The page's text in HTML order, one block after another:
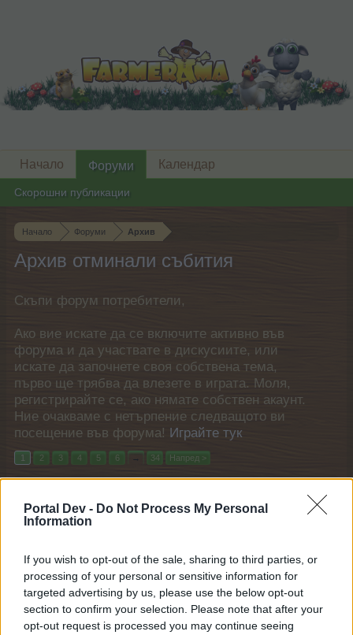
Portal Dev - Do Not Process My Personal
Information
If you wish to opt-out of the sale, sharing to third parties, or
processing of your personal or sensitive information for
targeted advertising by us, please use the below opt-out
section to confirm your selection. Please note that after your
opt-out request is processed you may continue seeing
Начало Форуми Архив
Архив отминали събития
Скъпи форум потребители,
Ако вие искате да се включите активно във
форума и да участвате в дискусиите, или
искате да започнете своя собствена тема,
първо ще трябва да влезете в играта. Моля,
регистрирайте се, ако нямате собствен акаунт.
Ние очакваме с нетърпение следващото ви
посещение във форума! Играйте тук
1 2 3 4 5 6 → 34 Напред >
Заглавие
[Ghost_Rider]
Отговори:
2 27.10.15
FAQ "Храмът на вратите"
Кобрелия
Отговори:
2
Начало Форуми
Скорошни публикации
Календар